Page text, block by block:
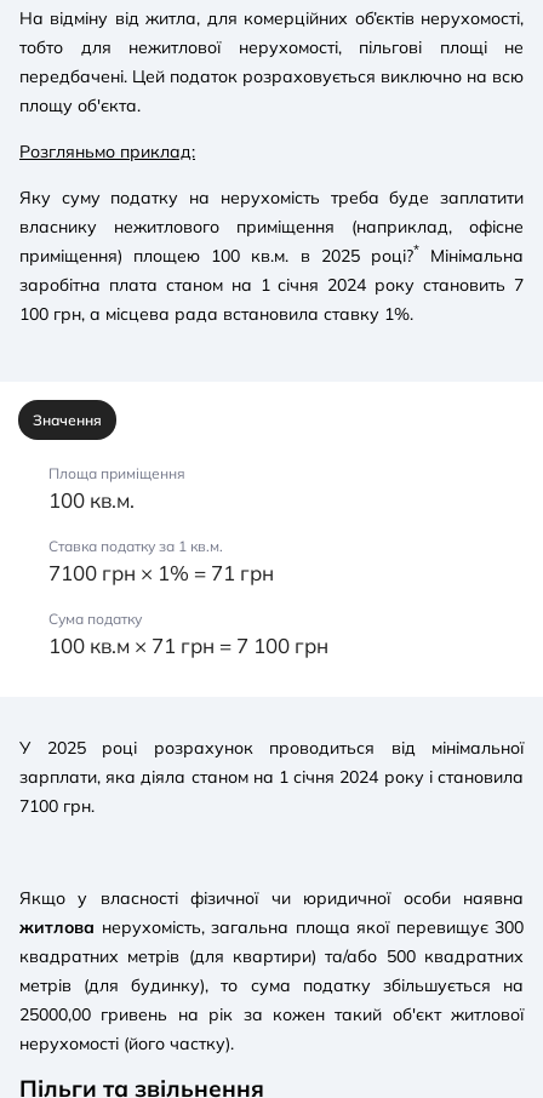
На відміну від житла, для комерційних об’єктів нерухомості,
тобто для нежитлової нерухомості, пільгові площі не
передбачені. Цей податок розраховується виключно на всю
площу об'єкта.
Розгляньмо приклад:
Яку суму податку на нерухомість треба буде заплатити
власнику нежитлового приміщення (наприклад, офісне
приміщення) площею 100 кв.м. в 2025 році?*
Мінімальна
заробітна плата станом на 1 січня 2024 року становить 7
100 грн, а місцева рада встановила ставку 1%.
Значення
Площа приміщення
100 кв.м.
Ставка податку за 1 кв.м.
7100 грн × 1% = 71 грн
Сума податку
100 кв.м × 71 грн = 7 100 грн
У 2025 році розрахунок проводиться від мінімальної
зарплати, яка діяла станом на 1 січня 2024 року і становила
7100 грн.
Якщо у власності фізичної чи юридичної особи наявна
житлова нерухомість, загальна площа якої перевищує 300
квадратних метрів (для квартири) та/або 500 квадратних
метрів (для будинку), то сума податку збільшується на
25000,00 гривень на рік за кожен такий об'єкт житлової
нерухомості (його частку).
Пільги та звільнення